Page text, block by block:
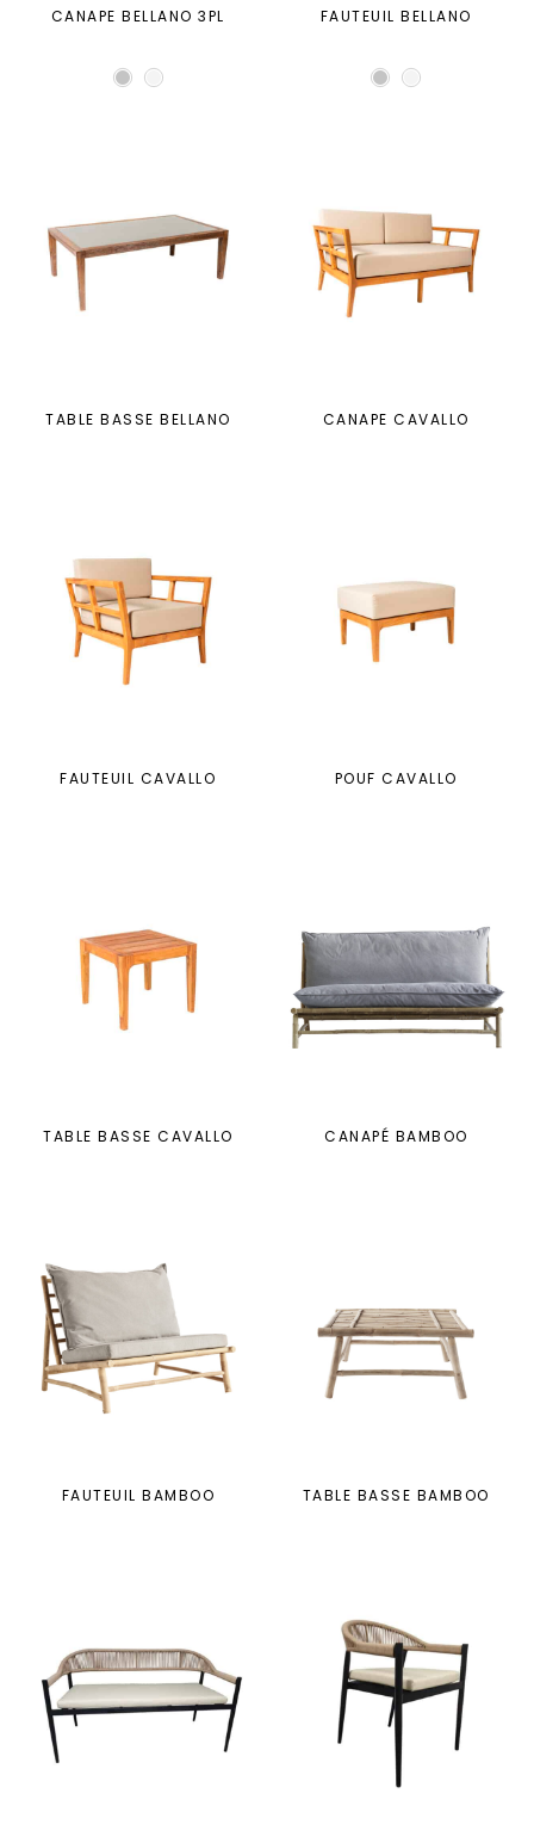
CANAPE BELLANO 3PL FAUTEUIL BELLANO
TABLE BASSE BELLANO CANAPE CAVALLO
FAUTEUIL CAVALLO POUF CAVALLO
TABLE BASSE CAVALLO CANAPÉ BAMBOO
FAUTEUIL BAMBOO TABLE BASSE BAMBOO